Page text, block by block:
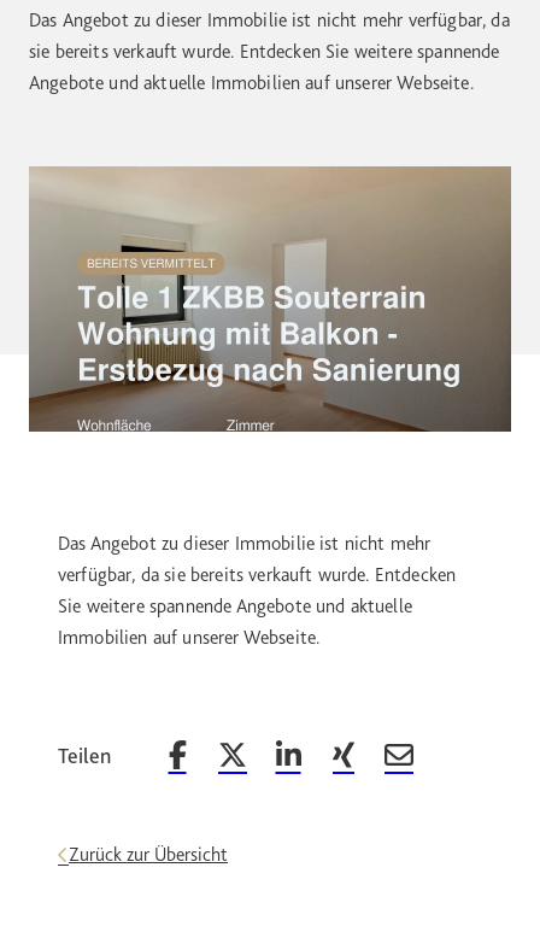
Das Angebot zu dieser Immobilie ist nicht mehr verfügbar, da
sie bereits verkauft wurde. Entdecken Sie weitere spannende
Angebote und aktuelle Immobilien auf unserer Webseite.
Das Angebot zu dieser Immobilie ist nicht mehr
verfügbar, da sie bereits verkauft wurde. Entdecken
Sie weitere spannende Angebote und aktuelle
Immobilien auf unserer Webseite.
Teilen Beitrag auf Facebook teilen
Beitrag auf X teilen
Beitrag auf LinkedIn teilen
Beitrag auf Xing teilen
Beitrag per
Zurück zur Übersicht